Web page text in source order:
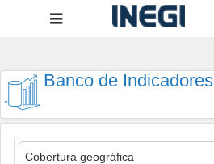
Menú
Banco de Indicadores
Cobertura geográfica